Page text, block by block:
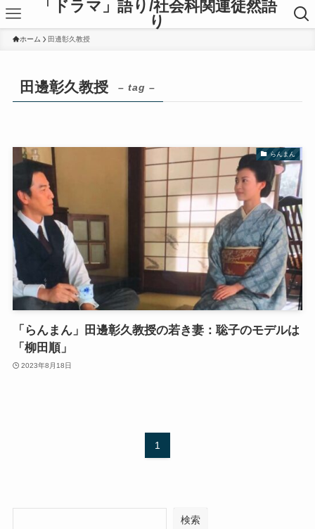
「ドラマ」語り/社会科関連徒然語
り
ホーム 田邊彰久教授
田邊彰久教授 – tag –
らんまん
「らんまん」田邊彰久教授の若き妻：聡子のモデルは
「柳田順」
2023年8月18日
1
検索